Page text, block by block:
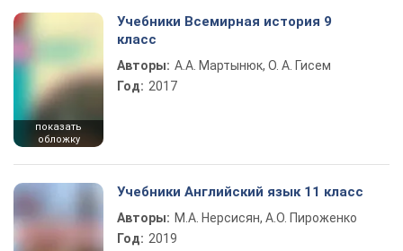
показать
обложку
Учебники Всемирная история 9
класс
Авторы: А.А. Мартынюк, О. А. Гисем
Год: 2017
Учебники Английский язык 11 класс
Авторы: М.А. Нерсисян, А.О. Пироженко
Год: 2019